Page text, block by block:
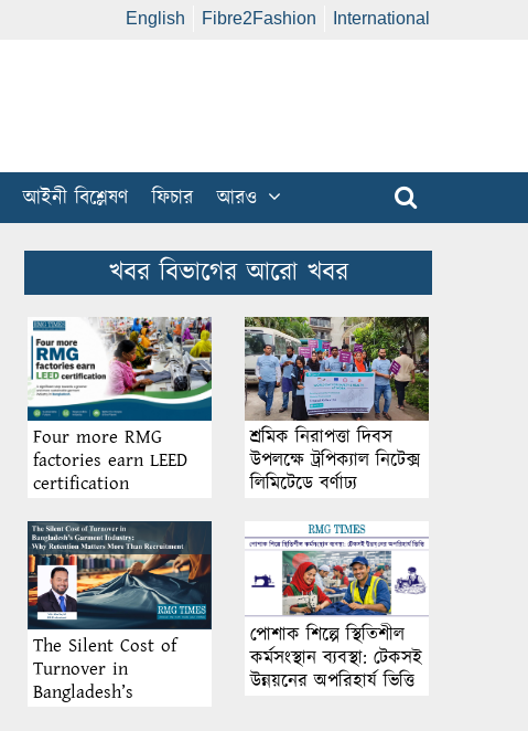
English Fibre2Fashion International
আইনী বিশ্লেষণ ফিচার আরও
খবর বিভাগের আরো খবর
Four more RMG
factories earn LEED
certification
শ্রমিক নিরাপত্তা দিবস
উপলক্ষে ট্রপিক্যাল নিটেক্স
লিমিটেডে বর্ণাঢ্য
The Silent Cost of
Turnover in
Bangladesh’s
পোশাক শিল্পে স্থিতিশীল
কর্মসংস্থান ব্যবস্থা: টেকসই
উন্নয়নের অপরিহার্য ভিত্তি